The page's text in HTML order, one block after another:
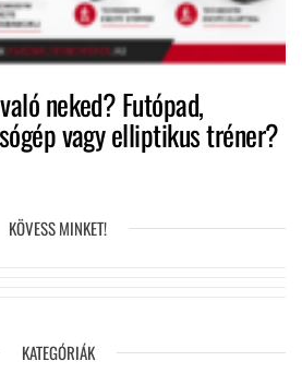
neked? Futópad,
vagy elliptikus tréner?
KÖVESS MINKET!
KATEGÓRIÁK